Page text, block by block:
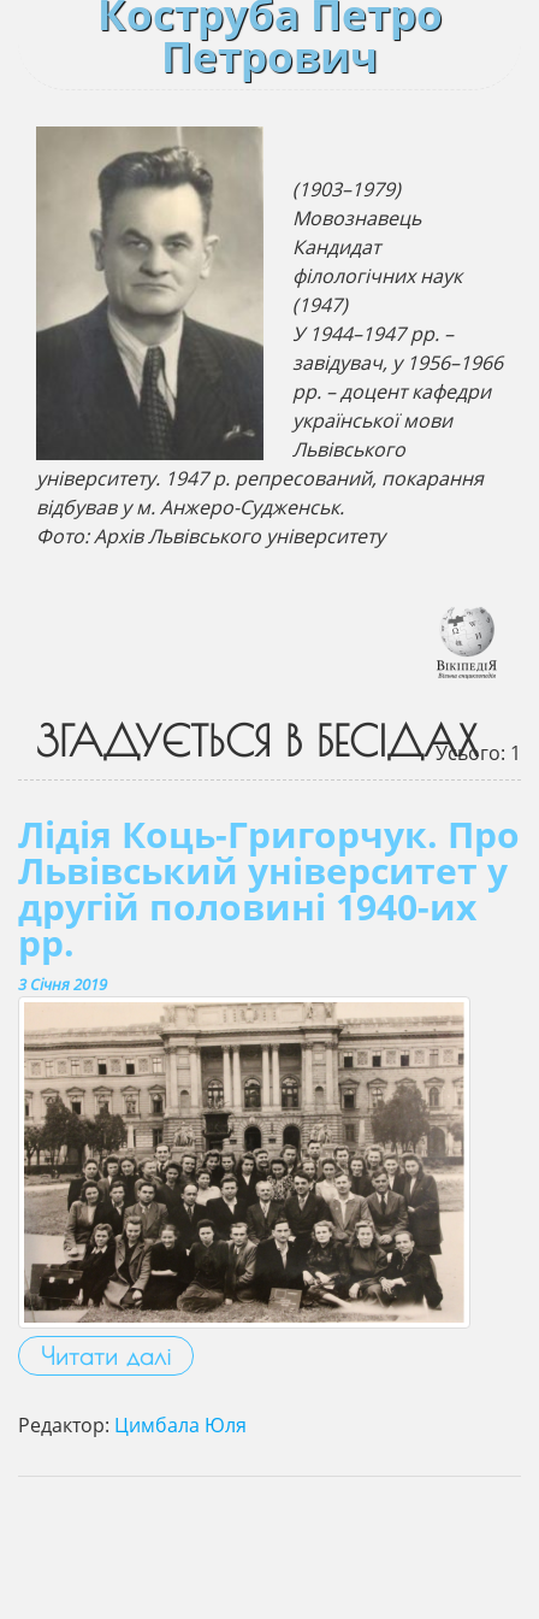
Коструба Петро
Петрович
(1903–1979)
Мовознавець
Кандидат
філологічних наук
(1947)
У 1944–1947 рр. –
завідувач, у 1956–1966
рр. – доцент кафедри
української мови
Львівського
університету. 1947 р. репресований, покарання
відбував у м. Анжеро-Суджен­ськ.
Фото: Архів Львівського університету
ЗГАДУЄТЬСЯ В БЕСІДАХУсього: 1
Лідія Коць-Григорчук. Про
Львівський університет у
другій половині 1940-их
рр.
3 Січня 2019
Читати далі
Редактор: Цимбала Юля